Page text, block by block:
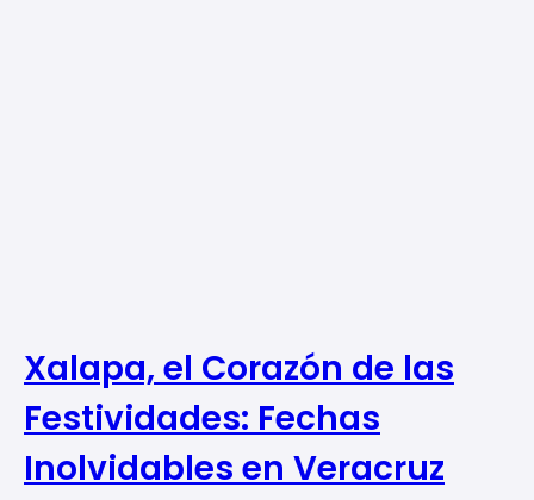
Xalapa, el Corazón de las
Festividades: Fechas
Inolvidables en Veracruz